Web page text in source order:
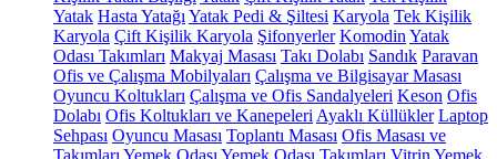
Yatak Hasta Yatağı Yatak Pedi & Şiltesi Karyola Tek Kişilik
Karyola Çift Kişilik Karyola Şifonyerler Komodin Yatak
Odası Takımları Makyaj Masası Takı Dolabı Sandık Paravan
Ofis ve Çalışma Mobilyaları Çalışma ve Bilgisayar Masası
Oyuncu Koltukları Çalışma ve Ofis Sandalyeleri Keson Ofis
Dolabı Ofis Koltukları ve Kanepeleri Ayaklı Küllükler Laptop
Sehpası Oyuncu Masası Toplantı Masası Ofis Masası ve
Takımları Yemek Odası Yemek Odası Takımları Vitrin Yemek